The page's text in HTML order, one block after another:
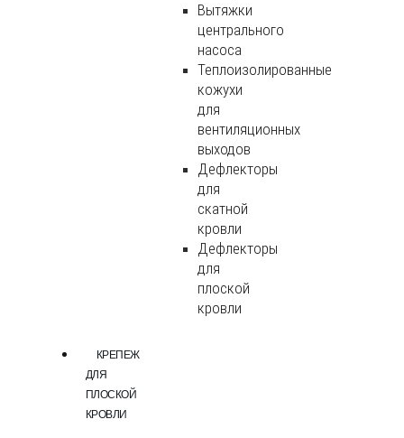
Вытяжки
центрального
насоса
Теплоизолированные
кожухи
для
вентиляционных
выходов
Дефлекторы
для
скатной
кровли
Дефлекторы
для
плоской
кровли
КРЕПЕЖ
ДЛЯ
ПЛОСКОЙ
КРОВЛИ